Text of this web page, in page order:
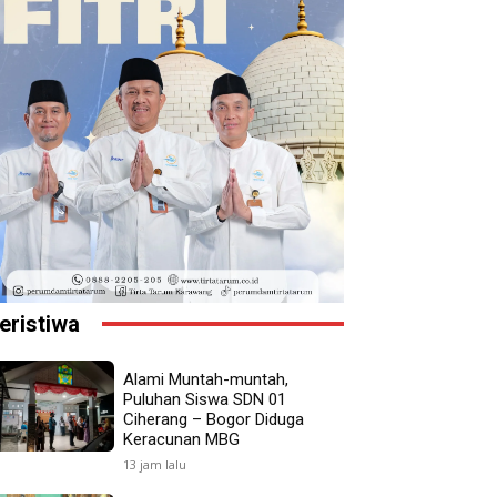
Alami Muntah-muntah,
Puluhan Siswa SDN 01
Ciherang – Bogor Diduga
Keracunan MBG
13 jam lalu